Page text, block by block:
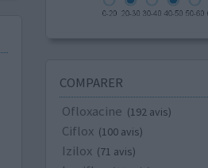
COMPARER
Ofloxacine (192 avis)
Ciflox (100 avis)
Izilox (71 avis)